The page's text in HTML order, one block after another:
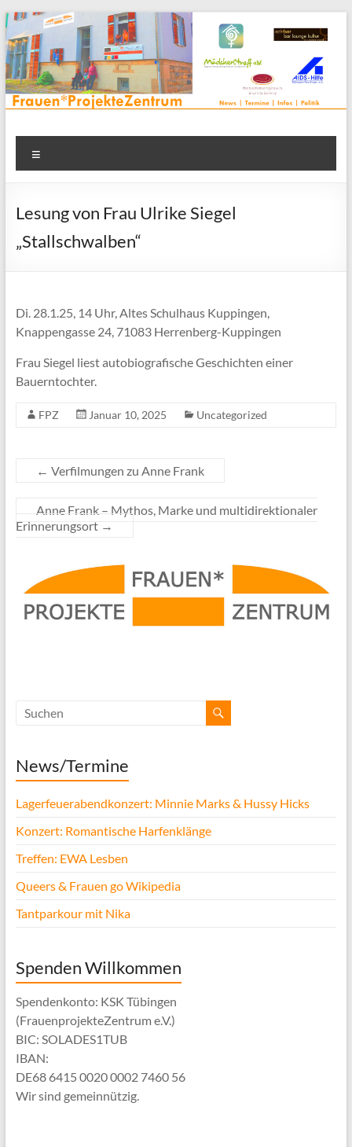
Zum
Inhalt
springen
Frauenprojektehaus wird
FrauenProjekteZentrum
Frauen* | Mädchen* | Projekte | Beratung | Veranstaltungen |
in einem Zentrum | Räume für alle | Projektarbeit | Begegnung
Lesung von Frau Ulrike Siegel
„Stallschwalben“
Di. 28.1.25, 14 Uhr, Altes Schulhaus Kuppingen,
Knappengasse 24, 71083 Herrenberg-Kuppingen
Frau Siegel liest autobiografische Geschichten einer
Bauerntochter.
FPZ Januar 10, 2025 Uncategorized
← Verfilmungen zu Anne Frank
Anne Frank – Mythos, Marke und multidirektionaler
Erinnerungsort →
News/Termine
Lagerfeuerabendkonzert: Minnie Marks & Hussy Hicks
Konzert: Romantische Harfenklänge
Treffen: EWA Lesben
Queers & Frauen go Wikipedia
Tantparkour mit Nika
Spenden Willkommen
Spendenkonto: KSK Tübingen
(FrauenprojekteZentrum e.V.)
BIC: SOLADES1TUB
IBAN:
DE68 6415 0020 0002 7460 56
Wir sind gemeinnützig.